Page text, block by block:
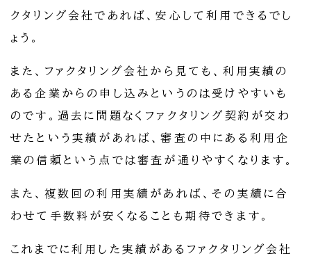
クタリング会社であれば、安心して利用できるでし
ょう。
また、ファクタリング会社から見ても、利用実績の
ある企業からの申し込みというのは受けやすいも
のです。過去に問題なくファクタリング契約が交わ
せたという実績があれば、審査の中にある利用企
業の信頼という点では審査が通りやすくなります。
また、複数回の利用実績があれば、その実績に合
わせて手数料が安くなることも期待できます。
これまでに利用した実績があるファクタリング会社